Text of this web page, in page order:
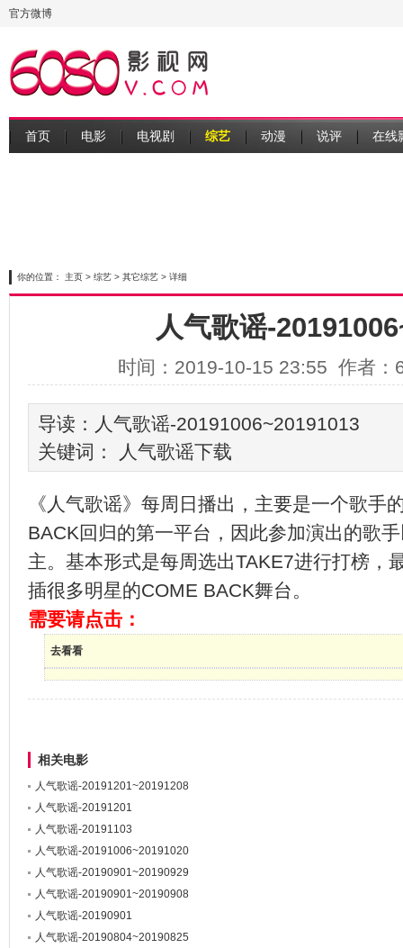
官方微博
首页 电影 电视剧 综艺 动漫 说评 在线
你的位置： 主页 > 综艺 > 其它综艺 > 详细
人气歌谣-
时间：2019-10-15 23:55 作者
导读：人气歌谣-20191006~20191013
关键词：
人气歌谣下载
《人气歌谣》每周日播出，主要是一个歌手
BACK回归的第一平台，因此参加演出的歌
主。基本形式是每周选出TAKE7进行打榜，
插很多明星的COME BACK舞台。
需要请点击：
去看看
相关电影
人气歌谣-20191201~20191208
人气歌谣-20191201
人气歌谣-20191103
人气歌谣-20191006~20191020
人气歌谣-20190901~20190929
人气歌谣-20190901~20190908
人气歌谣-20190901
人气歌谣-20190804~20190825